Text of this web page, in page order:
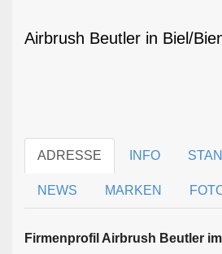
Airbrush Beutler in Biel/
ADRESSE INFO
NEWS MARKEN
Firmen­profil Airbrush Beutler